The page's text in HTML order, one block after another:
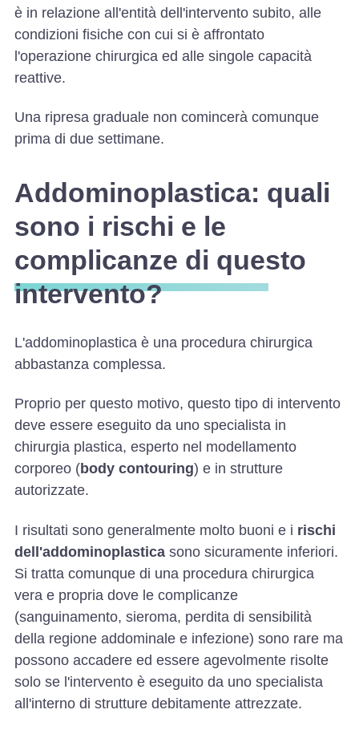
è in relazione all'entità dell'intervento subito, alle
condizioni fisiche con cui si è affrontato
l'operazione chirurgica ed alle singole capacità
reattive.
Una ripresa graduale non comincerà comunque
prima di due settimane.
Addominoplastica: quali
sono i rischi e le
complicanze di questo
intervento?
L'addominoplastica è una procedura chirurgica
abbastanza complessa.
Proprio per questo motivo, questo tipo di intervento
deve essere eseguito da uno specialista in
chirurgia plastica, esperto nel modellamento
corporeo (body contouring) e in strutture
autorizzate.
I risultati sono generalmente molto buoni e i rischi
dell'addominoplastica sono sicuramente inferiori.
Si tratta comunque di una procedura chirurgica
vera e propria dove le complicanze
(sanguinamento, sieroma, perdita di sensibilità
della regione addominale e infezione) sono rare ma
possono accadere ed essere agevolmente risolte
solo se l'intervento è eseguito da uno specialista
all'interno di strutture debitamente attrezzate.